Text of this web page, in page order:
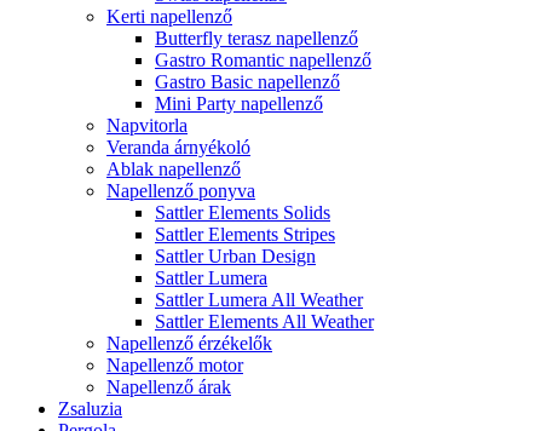
Kerti napellenző
Butterfly terasz napellenző
Gastro Romantic napellenző
Gastro Basic napellenző
Mini Party napellenző
Napvitorla
Veranda árnyékoló
Ablak napellenző
Napellenző ponyva
Sattler Elements Solids
Sattler Elements Stripes
Sattler Urban Design
Sattler Lumera
Sattler Lumera All Weather
Sattler Elements All Weather
Napellenző érzékelők
Napellenző motor
Napellenző árak
Zsaluzia